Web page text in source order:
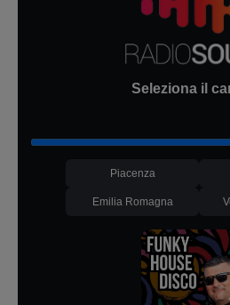
Seleziona il
Piacenza
Emilia Romagna